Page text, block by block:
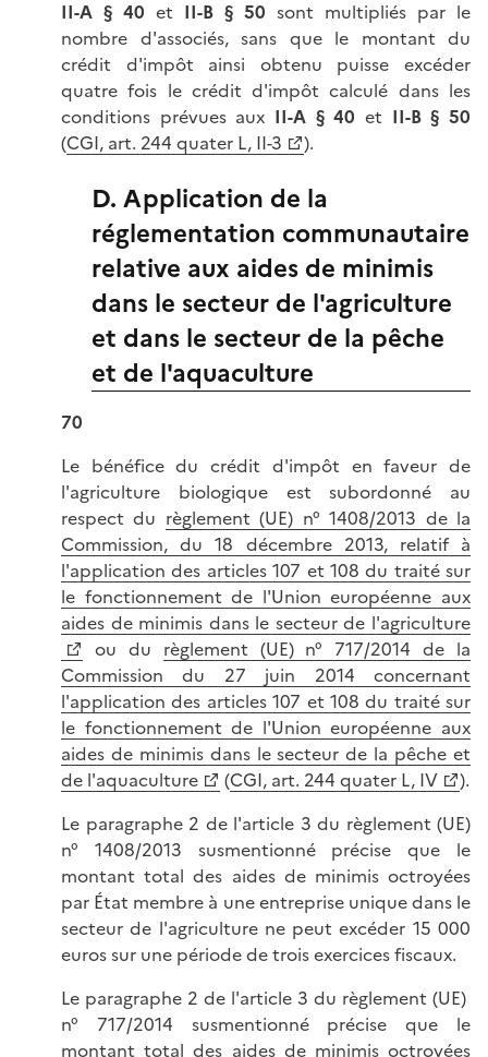
II-A § 40 et II-B § 50 sont multipliés par le
nombre d'associés, sans que le montant du
crédit d'impôt ainsi obtenu puisse excéder
quatre fois le crédit d'impôt calculé dans les
conditions prévues aux II-A § 40 et II-B§ 50
(CGI, art. 244 quater L, II-3 ).
D. Application de la
réglementation communautaire
relative aux aides de minimis
dans le secteur de l'agriculture
et dans le secteur de la pêche
et de l'aquaculture
70
Le bénéfice du crédit d'impôt en faveur de
l'agriculture biologique est subordonné au
respect du règlement (UE) n° 1408/2013 de la
Commission, du 18 décembre 2013, relatif à
l'application des articles 107 et 108 du traité sur
le fonctionnement de l'Union européenne aux
aides de minimis dans le secteur de l'agriculture
ou du règlement (UE) n° 717/2014 de la
Commission du 27 juin 2014 concernant
l'application des articles 107 et 108 du traité sur
le fonctionnement de l'Union européenne aux
aides de minimis dans le secteur de la pêche et
de l'aquaculture
(CGI, art. 244 quater L, IV
).
Le paragraphe 2 de l'article 3 du règlement (UE)
n° 1408/2013 susmentionné précise que le
montant total des aides de minimis octroyées
par État membre à une entreprise unique dans le
secteur de l'agriculture ne peut excéder 15 000
euros sur une période de trois exercices fiscaux.
Le paragraphe 2 de l'article 3 du règlement (UE)
n° 717/2014 susmentionné précise que le
montant total des aides de minimis octroyées